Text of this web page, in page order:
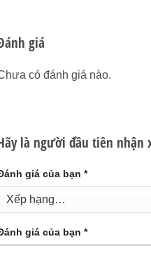
giá
có đánh giá nào.
là người đầu tiên nhận
giá của bạn *
giá của bạn *